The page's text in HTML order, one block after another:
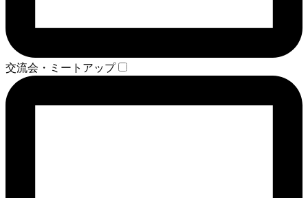
交流会・ミートアップ